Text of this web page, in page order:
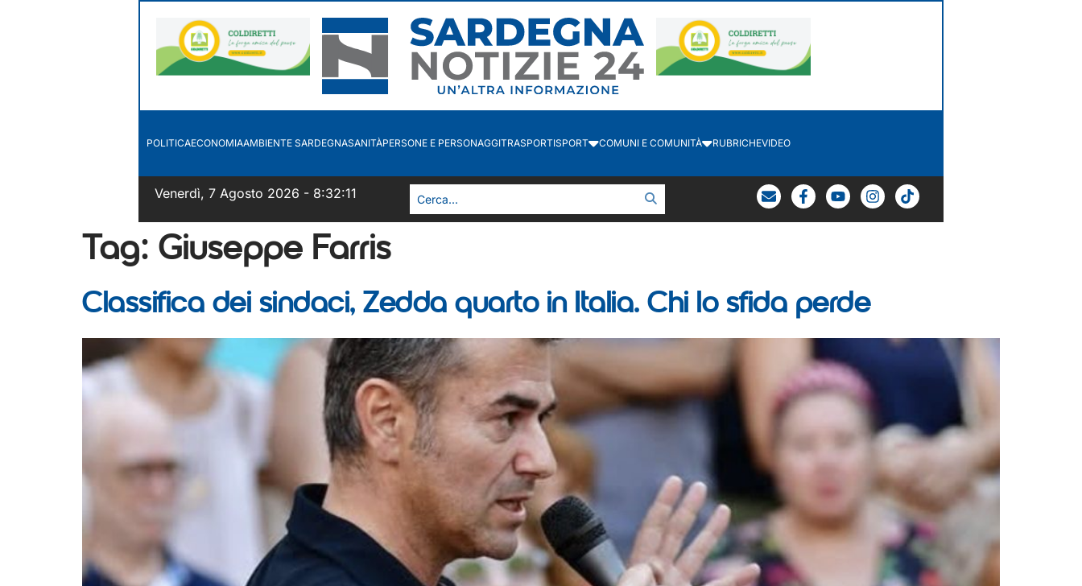
POLITICAECONOMIAAMBIENTE SARDEGNASANITÀPERSONE E PERSONAGGITRASPORTISPORT COMUNI E COMUNITÀ RUBRICHEVIDEO
Venerdì, 7 Agosto 2026 - 8:32:12
Tag: Giuseppe Farris
Classifica dei sindaci, Zedda quarto in Italia. Chi lo sfida perde